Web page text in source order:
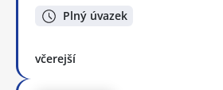
Plný úvazek
včerejší